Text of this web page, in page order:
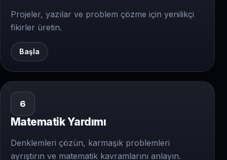
Projeler, yazılar ve problem çözme için yenilikçi
fikirler üretin.
Başla
6
Matematik Yardımı
Denklemleri çözün, karmaşık problemleri
ayrıştırın ve matematik kavramlarını anlayın.